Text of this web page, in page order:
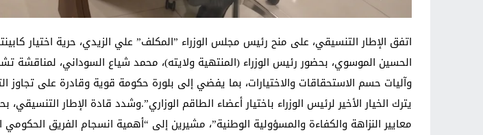
اتفق الإطار التنسيقي، على منح رئيس مجلس الوزراء ‏”المكلف” علي الزيدي، حرية اختيار
الحسين الموسوي، بحضور رئيس ‏الوزراء (المنتهية ولايته)، محمد شياع السوداني، لمناقشة
وآليات حسم ‏الاستحقاقات والاختيارات، بما يفضي إلى بلورة حكومة قوية وقادرة على ‏تجاوز
يترك الخيار الأخير لرئيس الوزراء باختيار ‏أعضاء الطاقم الوزاري”.‏وشدد قادة الإطار
معايير النزاهة والكفاءة ‏والمسؤولية الوطنية”، مشيرين إلى “أهمية انسجام الفريق